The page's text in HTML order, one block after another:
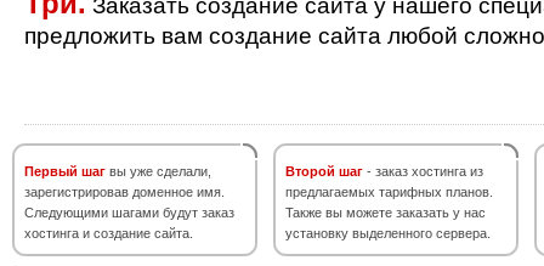
Заказать создание сайта у нашего
предложить вам создание сайта любой
Первый шаг вы уже сделали,
зарегистрировав доменное имя.
Следующими шагами будут заказ
хостинга и создание сайта.
Второй шаг - заказ хостинга из
предлагаемых тарифных планов.
Также вы можете заказать у нас
установку выделенного сервера.